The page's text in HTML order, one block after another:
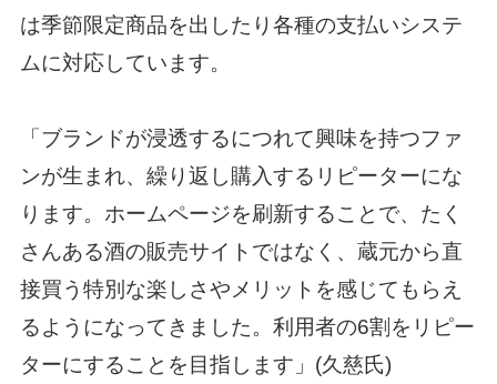
は季節限定商品を出したり各種の支払いシステ
ムに対応しています。
「ブランドが浸透するにつれて興味を持つファ
ンが生まれ、繰り返し購入するリピーターにな
ります。ホームページを刷新することで、たく
さんある酒の販売サイトではなく、蔵元から直
接買う特別な楽しさやメリットを感じてもらえ
るようになってきました。利用者の6割をリピー
ターにすることを目指します」(久慈氏)